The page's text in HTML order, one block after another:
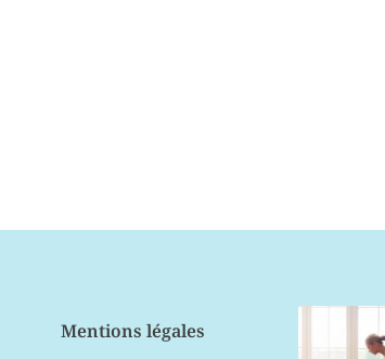
Mentions légales